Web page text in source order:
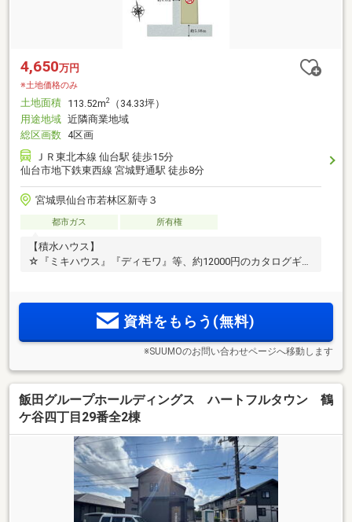
4,650万円
※土地価格のみ
土地面積 113.52m2
（34.33坪）
用途地域 近隣商業地域
総区画数 4区画
ＪＲ東北本線 仙台駅 徒歩15分
仙台市地下鉄東西線 宮城野通駅 徒歩8分
宮城県仙台市若林区新寺３
都市ガス 所有権
【積水ハウス】
☆『ミキハウス』『ディモワ』等、約12000円のカタログギフ
資料をもらう(無料)
※SUUMOのお問い合わせページへ移動します
飯田グループホールディングス ハートフルタウン 鶴
ケ谷四丁目29番全2棟